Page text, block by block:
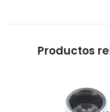
Productos